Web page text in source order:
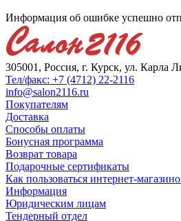
Информация об ошибке успешно
305001, Россия, г. Курск, ул. Карла
Тел/факс: +7 (4712) 22-2116
info@salon2116.ru
Покупателям
Доставка
Способы оплаты
Бонусная программа
Возврат товара
Подарочные сертификаты
Как пользоваться интернет-
Информация
Юридическим лицам
Тендерный отдел